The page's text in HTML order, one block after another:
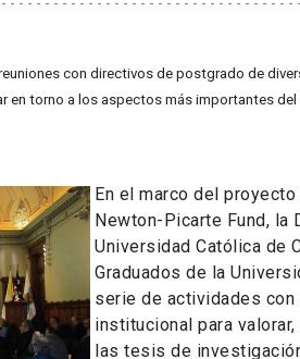
con directivos de postgrado de
en torno a los aspectos más importantes
En el marco del
Newton-Picarte Fund,
Universidad Católica de
Graduados de la
serie de actividades con
institucional para
las tesis de